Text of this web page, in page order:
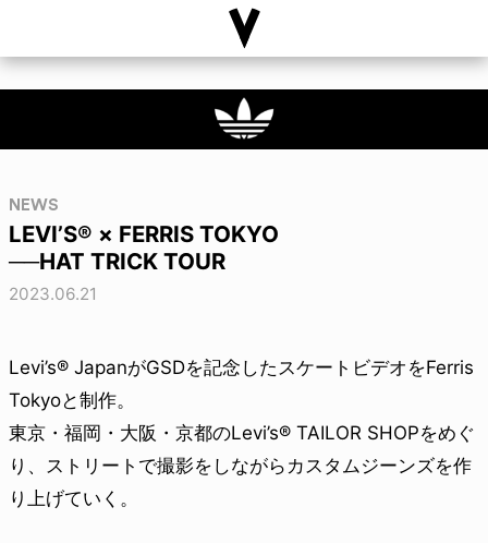
NEWS
LEVI’S® × FERRIS TOKYO
──HAT TRICK TOUR
2023.06.21
Levi’s® JapanがGSDを記念したスケートビデオをFerris
Tokyoと制作。
東京・福岡・大阪・京都のLevi’s® TAILOR SHOPをめぐ
り、ストリートで撮影をしながらカスタムジーンズを作
り上げていく。